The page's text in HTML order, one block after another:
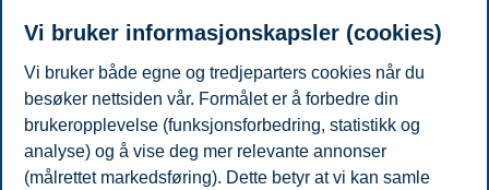
Akademisk grad
År
Akademisk institusjon
Grad
2021
London School of Economics and Political
PhD in
Personvern
Cookies TilgjengelighetserklæringDisclaimer
fraBeredskapKontakt oss
Vi bruker informasjonskapsler (cookies)
Vi bruker både egne og tredjeparters cookies når du
besøker nettsiden vår. Formålet er å forbedre din
brukeropplevelse (funksjonsforbedring, statistikk og
analyse) og å vise deg mer relevante annonser
(målrettet markedsføring). Dette betyr at vi kan samle